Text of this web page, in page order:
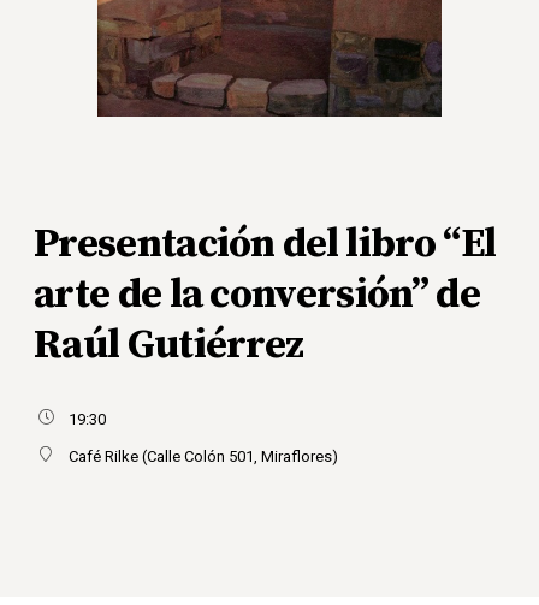
Presentación del libro “El
arte de la conversión” de
Raúl Gutiérrez
19:30
Café Rilke (Calle Colón 501, Miraflores)